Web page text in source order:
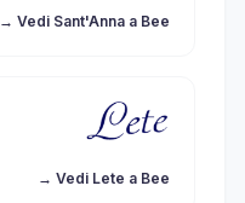
→ Vedi Sant'Anna a Bee
→ Vedi Lete a Bee